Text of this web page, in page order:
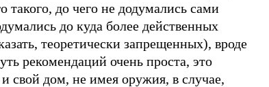
такого, до чего не додумались сами
до куда более действенных
теоретически запрещенных), вроде
рекомендаций очень проста, это
свой дом, не имея оружия, в случае,